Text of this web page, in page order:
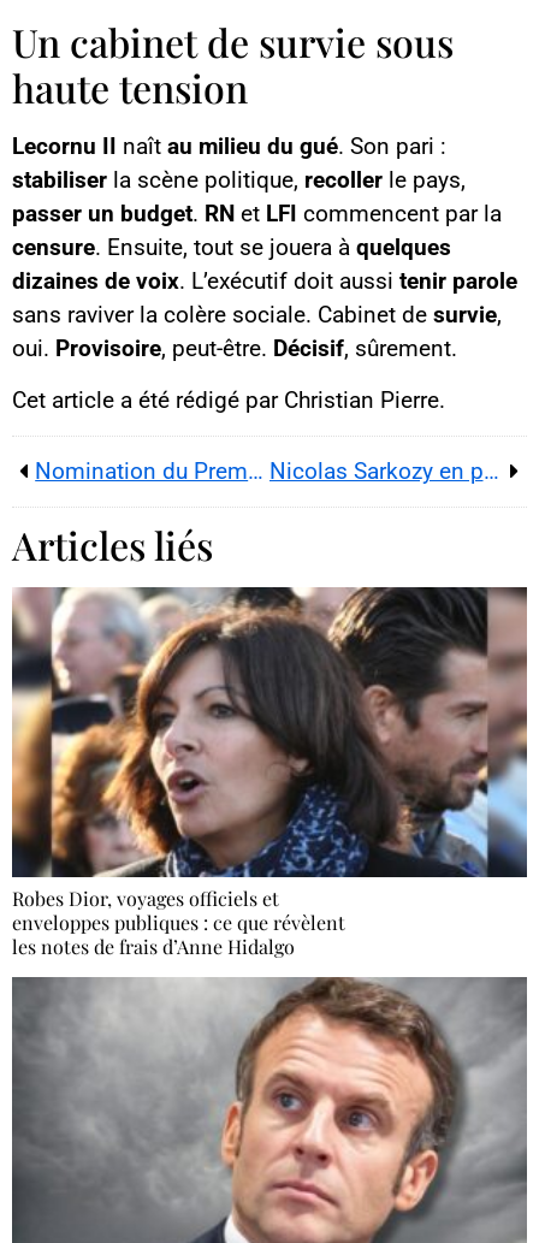
Un cabinet de survie sous
haute tension
Lecornu II naît au milieu du gué. Son pari :
stabiliser la scène politique, recoller le pays,
passer un budget. RN et LFI commencent par la
censure. Ensuite, tout se jouera à quelques
dizaines de voix. L’exécutif doit aussi tenir parole
sans raviver la colère sociale. Cabinet de survie,
oui. Provisoire, peut-être. Décisif, sûrement.
Cet article a été rédigé par Christian Pierre.
Nomination du Premier ministre en France : 48 heures décisives à Matignon Nicolas Sarkozy en prison à la prison de la Santé : cinq ans en exécution provisoire
Articles liés
Robes Dior, voyages officiels et
enveloppes publiques : ce que révèlent
les notes de frais d’Anne Hidalgo